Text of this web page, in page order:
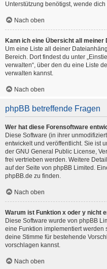
Unterstützung benötigst, wende
Nach oben
Kann ich eine Übersicht all meiner
Um eine Liste all deiner
Bereich. Dort findest du unter
verwalten“, über den du eine Liste
verwalten kannst.
Nach oben
phpBB betreffende Fragen
Wer hat diese Forensoftware
Diese Software (in ihrer
entwickelt und veröffentlicht. Sie ist
der GNU General Public License,
frei vertrieben werden. Weitere
auf der Seite von phpBB Limited .
phpBB.de zu finden.
Nach oben
Warum ist Funktion x oder y nicht
Diese Software wurde von phpBB
eine Funktion implementiert werden
deine Stimme für bestehende
vorschlagen kannst.
Nach oben